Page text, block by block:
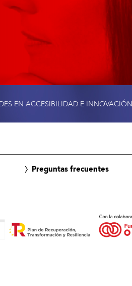
EN ACCESIBILIDAD E INNOVACIÓN
Preguntas frecuentes